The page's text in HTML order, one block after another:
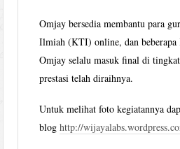
Omjay bersedia membantu para
Ilmiah (KTI) online, dan
Omjay selalu masuk final di
prestasi telah diraihnya.
Untuk melihat foto kegiatannya
bloghttp://